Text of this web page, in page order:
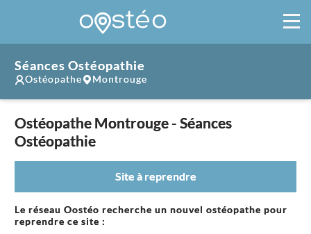
Séances Ostéopathie
Ostéopathe Montrouge
Ostéopathe Montrouge - Séances
Ostéopathie
Site à reprendre
Le réseau Oostéo recherche un nouvel ostéopathe pour
reprendre ce site :